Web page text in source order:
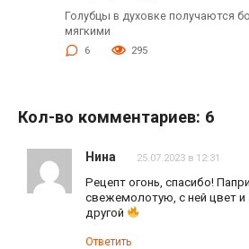
Голубцы в духовке получаются
мягкими
6 295
Кол-во комментариев: 6
Нина 25.07.2023 в 12:31
Рецепт огонь, спасибо!
свежемолотую, с ней цвет
другой
Ответить